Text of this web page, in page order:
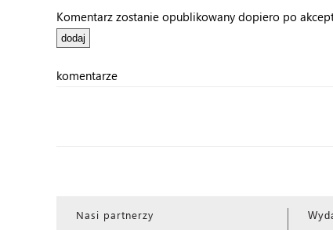
Komentarz zostanie opublikowany dopiero po
komentarze
Nasi partnerzy